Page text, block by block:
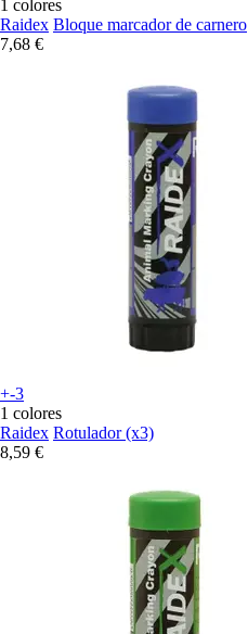
1 colores
Raidex Bloque marcador de carnero
7,68 €
+-3
1 colores
Raidex Rotulador (x3)
8,59 €